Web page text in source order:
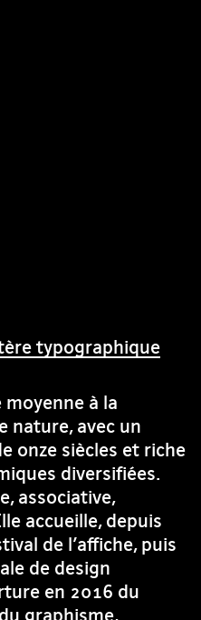
typographique
à la
nature, avec un
onze siècles et riche
diversifiées.
associative,
accueille, depuis
de l’affiche, puis
de design
en 2016 du
graphisme,